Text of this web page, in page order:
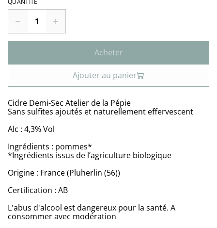
QUANTITÉ
Acheter
Ajouter au panier
Cidre Demi-Sec Atelier de la Pépie
Sans sulfites ajoutés et naturellement effervescent
Alc : 4,3% Vol
Ingrédients : pommes*
*Ingrédients issus de l’agriculture biologique
Origine : France (Pluherlin (56))
Certification : AB
L'abus d'alcool est dangereux pour la santé. A
consommer avec modération